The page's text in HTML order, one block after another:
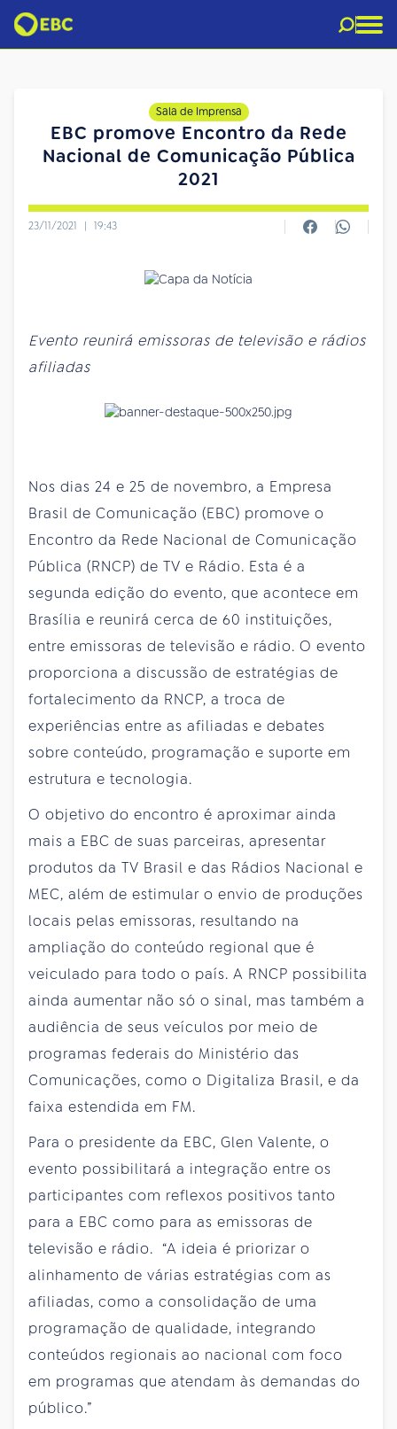
Sala de Imprensa
EBC promove Encontro da Rede
Nacional de Comunicação Pública
2021
23/11/2021 | 19:43
Evento reunirá emissoras de televisão e rádios
afiliadas
Nos dias 24 e 25 de novembro, a Empresa
Brasil de Comunicação (EBC) promove o
Encontro da Rede Nacional de Comunicação
Pública (RNCP) de TV e Rádio. Esta é a
segunda edição do evento, que acontece em
Brasília e reunirá cerca de 60 instituições,
entre emissoras de televisão e rádio. O evento
proporciona a discussão de estratégias de
fortalecimento da RNCP, a troca de
experiências entre as afiliadas e debates
sobre conteúdo, programação e suporte em
estrutura e tecnologia.
O objetivo do encontro é aproximar ainda
mais a EBC de suas parceiras, apresentar
produtos da TV Brasil e das Rádios Nacional e
MEC, além de estimular o envio de produções
locais pelas emissoras, resultando na
ampliação do conteúdo regional que é
veiculado para todo o país. A RNCP possibilita
ainda aumentar não só o sinal, mas também a
audiência de seus veículos por meio de
programas federais do Ministério das
Comunicações, como o Digitaliza Brasil, e da
faixa estendida em FM.
Para o presidente da EBC, Glen Valente, o
evento possibilitará a integração entre os
participantes com reflexos positivos tanto
para a EBC como para as emissoras de
televisão e rádio. “A ideia é priorizar o
alinhamento de várias estratégias com as
afiliadas, como a consolidação de uma
programação de qualidade, integrando
conteúdos regionais ao nacional com foco
em programas que atendam às demandas do
público.”